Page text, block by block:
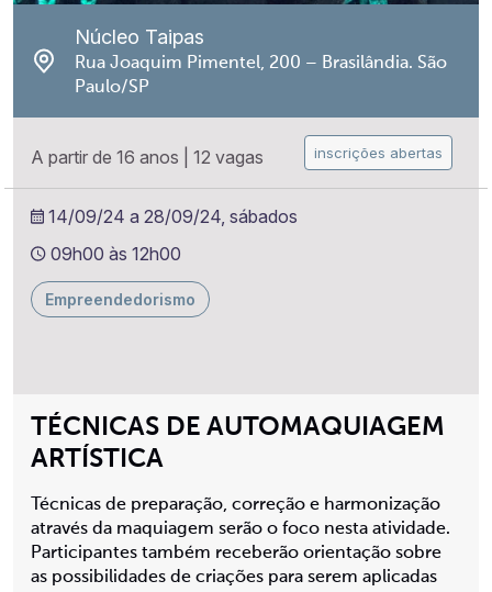
TÉCNICAS DE AUTOMAQUIAGEM
ARTÍSTICA
Técnicas de preparação, correção e harmonização
através da maquiagem serão o foco nesta atividade.
Participantes também receberão orientação sobre
as possibilidades de criações para serem aplicadas
Núcleo Taipas
Rua Joaquim Pimentel, 200 – Brasilândia. São
Paulo/SP
A partir de 16 anos 12 vagas inscrições abertas
14/09/24 a 28/09/24, sábados
09h00 às 12h00
Empreendedorismo